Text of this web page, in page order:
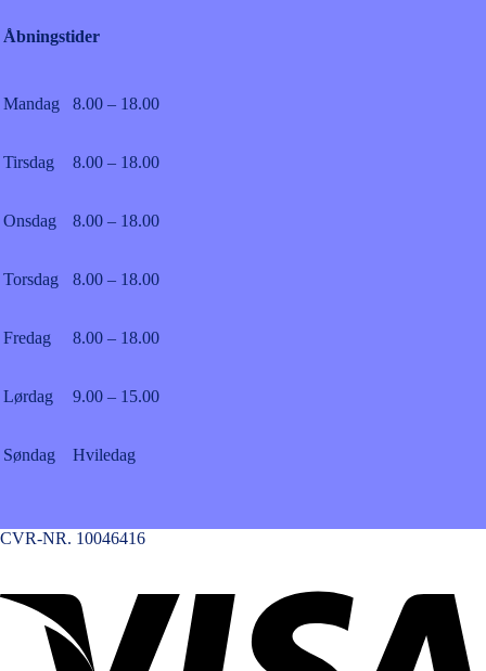
Åbningstider
Mandag 8.00 – 18.00
Tirsdag 8.00 – 18.00
Onsdag 8.00 – 18.00
Torsdag 8.00 – 18.00
Fredag 8.00 – 18.00
Lørdag 9.00 – 15.00
Søndag Hviledag
CVR-NR. 10046416